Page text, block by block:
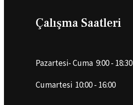
Çalışma Saatleri
Pazartesi- Cuma 9:00 - 18:30
Cumartesi 10:00 - 16:00